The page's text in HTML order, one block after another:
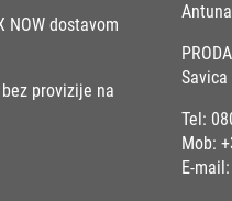
NOW dostavom
provizije na
Savica
Tel:
Mob:
E-mail: